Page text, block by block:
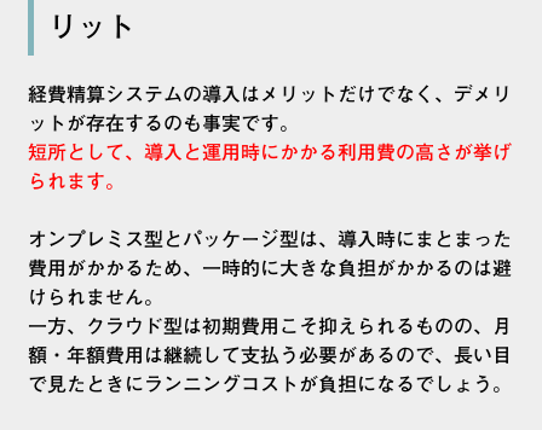
リット
経費精算システムの導入はメリットだけでなく、デメリ
ットが存在するのも事実です。
短所として、導入と運用時にかかる利用費の高さが挙げ
られます。
オンプレミス型とパッケージ型は、導入時にまとまった
費用がかかるため、一時的に大きな負担がかかるのは避
けられません。
一方、クラウド型は初期費用こそ抑えられるものの、月
額・年額費用は継続して支払う必要があるので、長い目
で見たときにランニングコストが負担になるでしょう。